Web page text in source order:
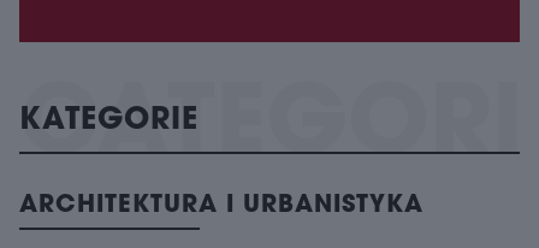
KATEGORIE
ARCHITEKTURA I URBANISTYKA